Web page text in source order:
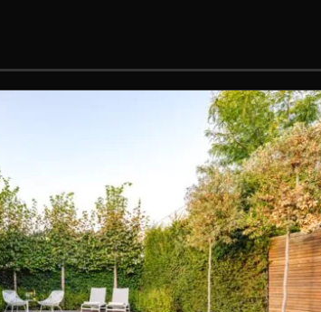
stadstuin met allure